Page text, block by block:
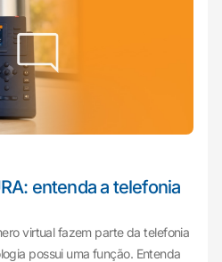
entenda a telefonia
virtual fazem parte da telefonia
possui uma função. Entenda